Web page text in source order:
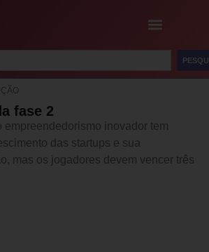
fase 2
empreendedorismo inovador tem
das startups e sua
mas os jogadores devem vencer três